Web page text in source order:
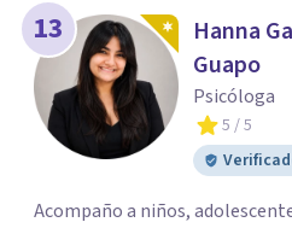
13
Hanna
Guapo
Psicóloga
5 / 5
Acompaño a niños,